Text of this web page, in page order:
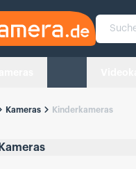
Suche
Kameras Kinderkameras
Kameras